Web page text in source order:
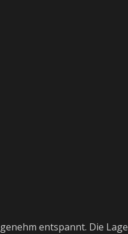
entspannt. Die